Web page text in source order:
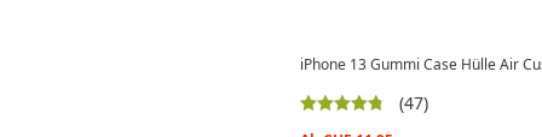
iPhone 13 Gummi Case Hülle Air
(47)